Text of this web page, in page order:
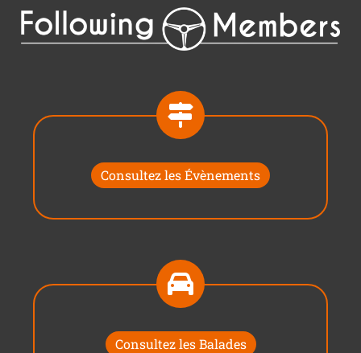
Consultez les Évènements
Consultez les Balades